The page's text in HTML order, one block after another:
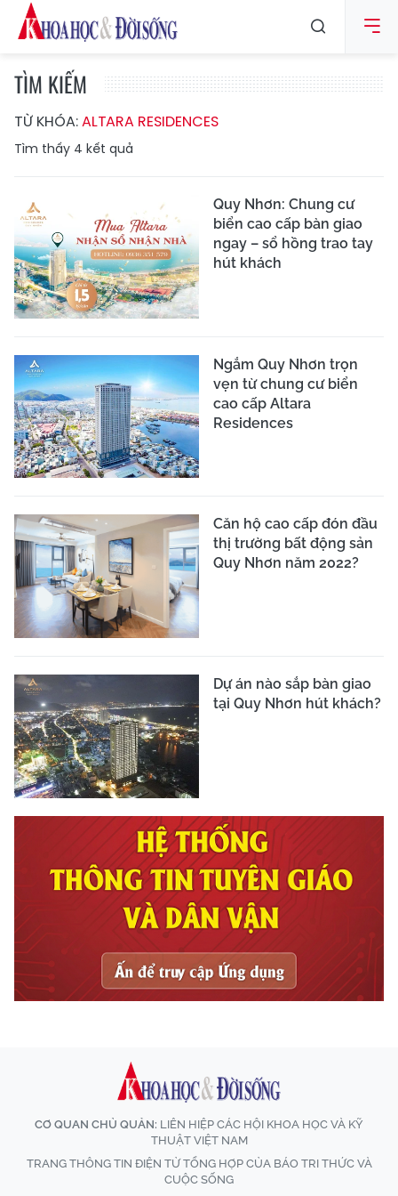
TÌM KIẾM
TỪ KHÓA:ALTARA RESIDENCES
Tìm thấy 4 kết quả
Quy Nhơn: Chung cư
biển cao cấp bàn giao
ngay – sổ hồng trao tay
hút khách
Ngắm Quy Nhơn trọn
vẹn từ chung cư biển
cao cấp Altara
Residences
Căn hộ cao cấp đón đầu
thị trường bất động sản
Quy Nhơn năm 2022?
Dự án nào sắp bàn giao
tại Quy Nhơn hút khách?
CƠ QUAN CHỦ QUẢN: LIÊN HIỆP CÁC HỘI KHOA HỌC VÀ KỸ
THUẬT VIỆT NAM
TRANG THÔNG TIN ĐIỆN TỬ TỔNG HỢP CỦA BÁO TRI THỨC VÀ
CUỘC SỐNG